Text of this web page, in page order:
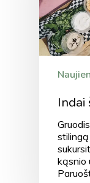
Indai
kąsnio